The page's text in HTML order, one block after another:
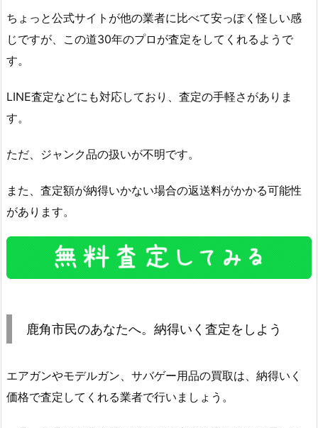
ちょっと公式サイトが他の業者に比べて安っぽく怪しい感
じですが、この道30年のプロが査定をしてくれるようで
す。
LINE査定などにも対応しており、査定の手軽さがありま
す。
ただ、ジャンク品の扱いが不明です。
また、査定額が納得いかない場合の返送料がかかる可能性
があります。
鹿角市民のあなたへ。納得いく査定をしよう
エアガンやモデルガン、サバゲー用品の買取は、納得いく
価格で査定してくれる業者で行いましょう。